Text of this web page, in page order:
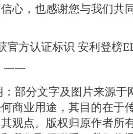
心，也感谢您与我们共
官方认证标识 安利登榜
一一
：部分文字及图片来源
商业用途，其目的在于
观点。版权归原作者所